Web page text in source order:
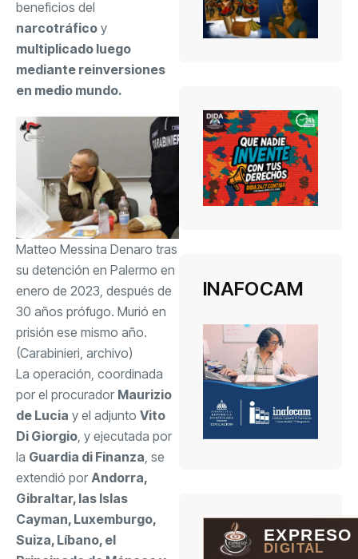
beneficios del
narcotráfico y
multiplicado luego
mediante reinversiones
en medio mundo.
Matteo Messina Denaro tras
su detención en Palermo en
enero de 2023, después de
30 años prófugo. Murió en
prisión ese mismo año.
(Carabinieri, archivo)
La operación, coordinada
por el procurador Maurizio
de Lucia y el adjunto Vito
Di Giorgio, y ejecutada por
la Guardia di Finanza, se
extendió por Andorra,
Gibraltar, las Islas
Cayman, Luxemburgo,
Suiza, Líbano, el
INAFOCAM
EXPRESO
DIGITAL